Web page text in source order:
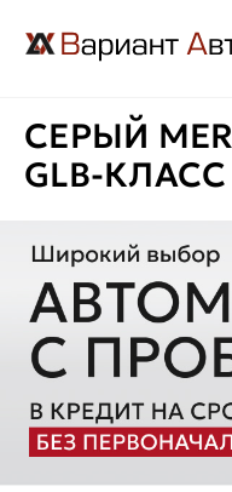
СЕРЫЙ
GLB-